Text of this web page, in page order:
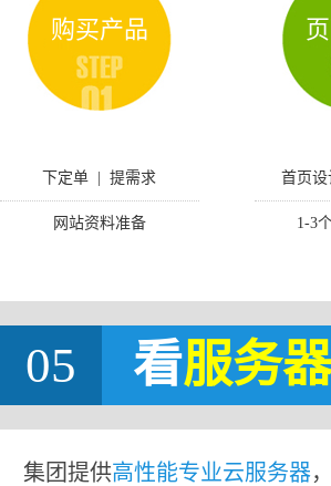
购买产品
下定单 | 提需求
网站资料准备
首页
1-3
05 看服务
集团提供高性能专业云服务器